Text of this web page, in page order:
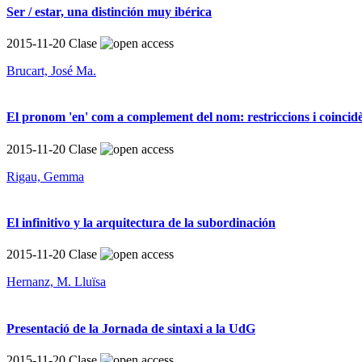
Ser / estar, una distinción muy ibérica
2015-11-20 Clase
Brucart, José Ma.
El pronom 'en' com a complement del nom: restriccions i
2015-11-20 Clase
Rigau, Gemma
El infinitivo y la arquitectura de la subordinación
2015-11-20 Clase
Hernanz, M. Lluïsa
Presentació de la Jornada de sintaxi a la UdG